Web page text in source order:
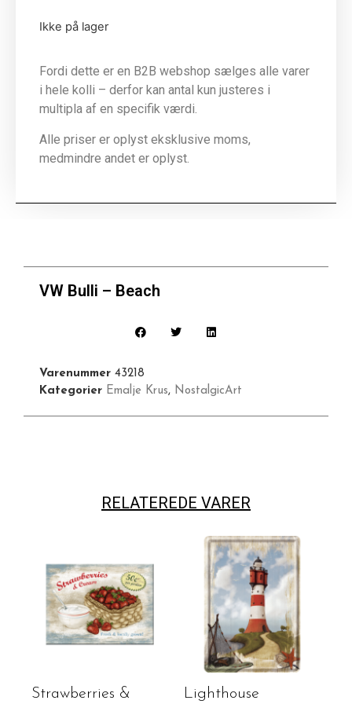
Ikke på lager
Fordi dette er en B2B webshop sælges alle varer
i hele kolli – derfor kan antal kun justeres i
multipla af en specifik værdi.
Alle priser er oplyst eksklusive moms,
medmindre andet er oplyst.
VW Bulli – Beach
Varenummer 43218
Kategorier Emalje Krus, NostalgicArt
RELATEREDE VARER
Strawberries &
Lighthouse